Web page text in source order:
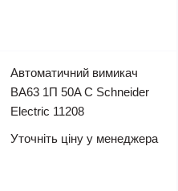
Автоматичний вимикач
ВА63 1П 50A C Schneider
Electric 11208
Уточніть ціну у менеджера